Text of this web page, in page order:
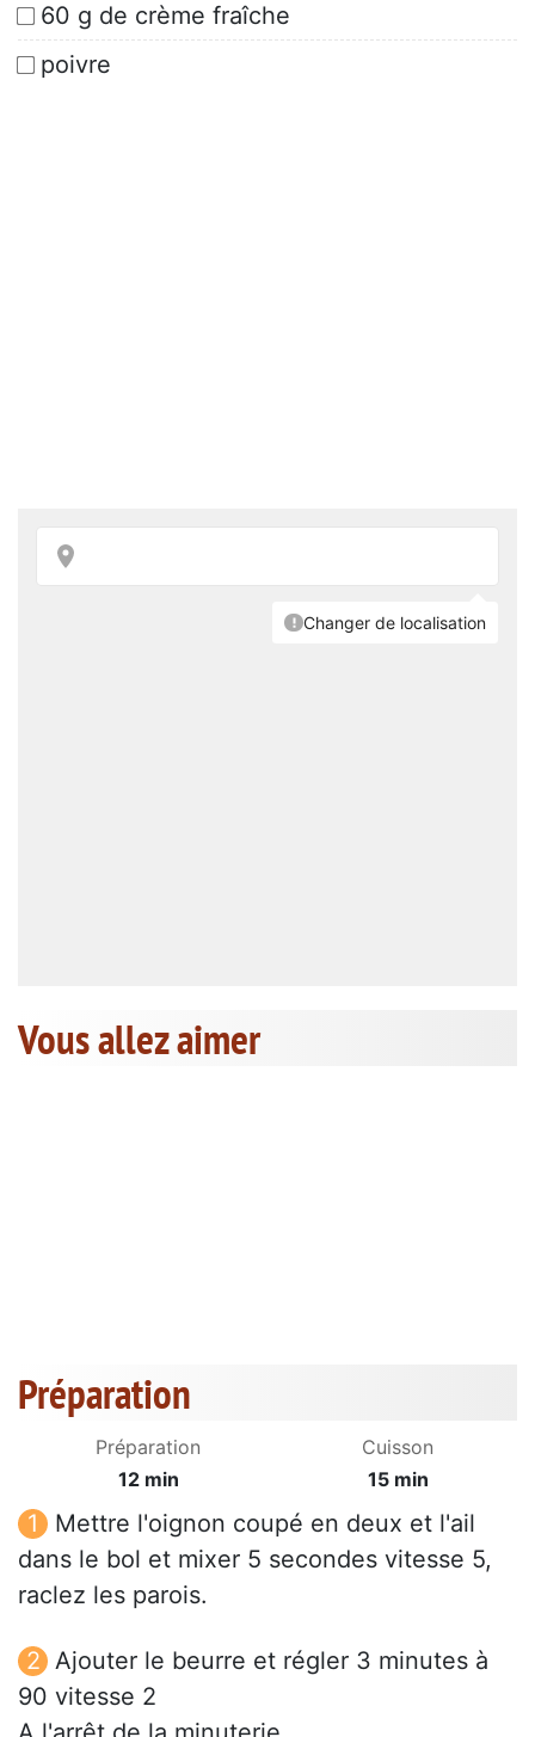
60 g de crème fraîche
poivre
Vous allez aimer
Préparation
Préparation
12 min
Cuisson
15 min
Mettre l'oignon coupé en deux et l'ail
dans le bol et mixer 5 secondes vitesse 5,
raclez les parois.
Ajouter le beurre et régler 3 minutes à
90 vitesse 2